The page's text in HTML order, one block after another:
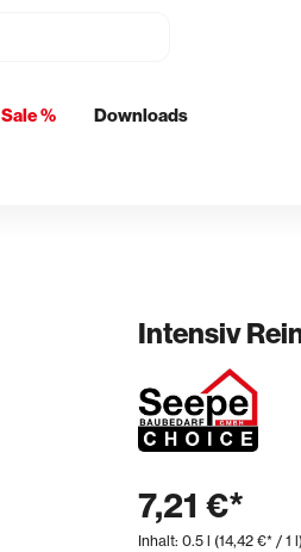
Sale % Downloads
Rohrdurchführungen
Boden- & Wanddurchführungen
Intensiv
7,21 €*
Inhalt: 0.5 l (14,42 €* / 1 l)